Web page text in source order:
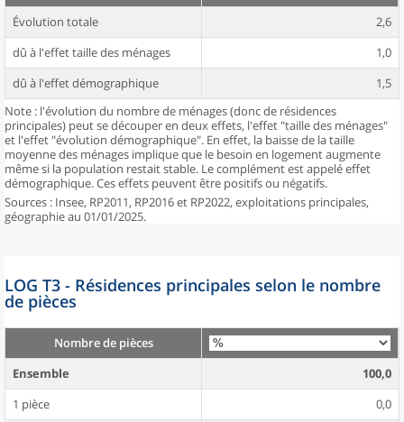
Évolution totale
2,6
dû à l'effet taille des ménages
1,0
dû à l'effet démographique
1,5
Note : l'évolution du nombre de ménages (donc de résidences
principales) peut se découper en deux effets, l'effet "taille des ménages"
et l'effet "évolution démographique". En effet, la baisse de la taille
moyenne des ménages implique que le besoin en logement augmente
même si la population restait stable. Le complément est appelé effet
démographique. Ces effets peuvent être positifs ou négatifs.
Sources : Insee, RP2011, RP2016 et RP2022, exploitations principales,
géographie au 01/01/2025.
LOG T3 - Résidences principales selon le nombre
de pièces
Nombre de pièces
Ensemble
100,0
1 pièce
0,0